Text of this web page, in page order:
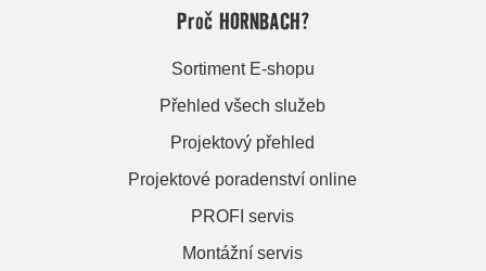
Proč HORNBACH?
Sortiment E-shopu
Přehled všech služeb
Projektový přehled
Projektové poradenství online
PROFI servis
Montážní servis